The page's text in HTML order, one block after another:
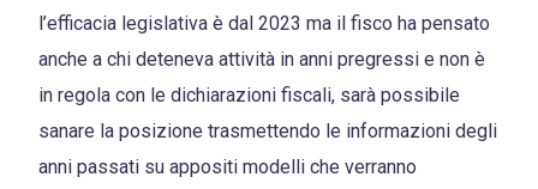
l’efficacia legislativa è dal 2023 ma il fisco ha pensato
anche a chi deteneva attività in anni pregressi e non è
in regola con le dichiarazioni fiscali, sarà possibile
sanare la posizione trasmettendo le informazioni degli
anni passati su appositi modelli che verranno